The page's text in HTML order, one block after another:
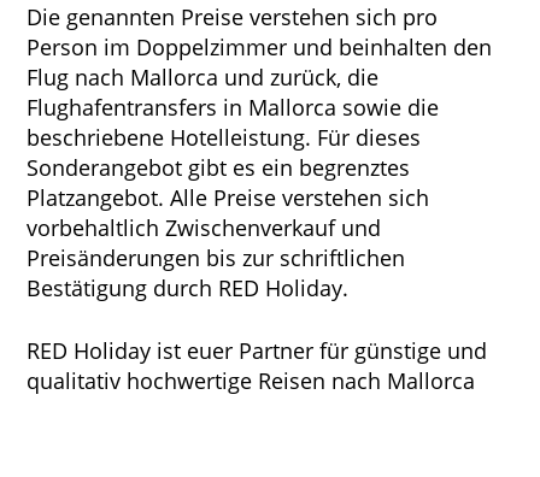
Die genannten Preise verstehen sich pro
Person im Doppelzimmer und beinhalten den
Flug nach Mallorca und zurück, die
Flughafentransfers in Mallorca sowie die
beschriebene Hotelleistung. Für dieses
Sonderangebot gibt es ein begrenztes
Platzangebot. Alle Preise verstehen sich
vorbehaltlich Zwischenverkauf und
Preisänderungen bis zur schriftlichen
Bestätigung durch RED Holiday.
RED Holiday ist euer Partner für günstige und
qualitativ hochwertige Reisen nach Mallorca